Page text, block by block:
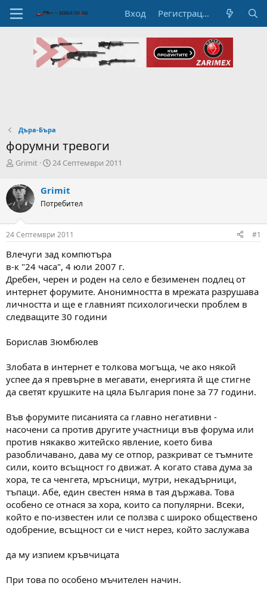
Вход Регистрация
Дъра-Бъра
форумни тревоги
А
т
о
р
н
а
т
м
а
т
а
Grimit
Н
а
л
а
Д
т
а
24 Септември 2011
Grimit
Потребител
24 Септември 2011 #1
Влечуги зад компютъра
в-к "24 часа", 4 юли 2007 г.
Дребен, черен и роден на село е безименен подлец от
интернет форумите. Анонимността в мрежата разрушава
личността и ще е главният психологически проблем в
следващите 30 години
Борислав Зюмбюлев
Злобата в интернет е толкова могъща, че ако някой
успее да я превърне в мегавати, енергията й ще стигне
да светят крушките на цяла България поне за 77 години.
Във форумите писанията са главно негативни -
насочени са против другите участници във форума или
против някакво житейско явление, което бива
разобличавано, дава му се отпор, разкриват се тъмните
сили, които всъщност го движат. А когато става дума за
хора, те са ченгета, мръсници, мутри, некадърници,
тъпаци. Абе, един свестен няма в тая държава. Това
особено се отнася за хора, които са популярни. Всеки,
който е по-известен или се ползва с широко обществено
одобрение, всъщност си е чист нерез, който заслужава
да му изпием кръвчицата
При това по особено мъчителен начин.